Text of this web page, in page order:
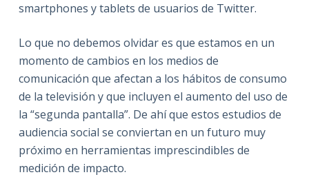
smartphones y tablets de usuarios de Twitter.
Lo que no debemos olvidar es que estamos en un
momento de cambios en los medios de
comunicación que afectan a los hábitos de consumo
de la televisión y que incluyen el aumento del uso de
la “segunda pantalla”. De ahí que estos estudios de
audiencia social se conviertan en un futuro muy
próximo en herramientas imprescindibles de
medición de impacto.